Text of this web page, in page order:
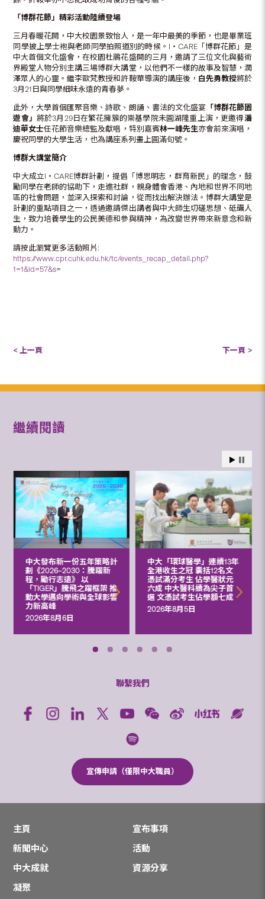
「博群花節」精彩活動陸續登場
三月春暖花開，中大校園景致怡人，是一年中最美的季節，也是畢業班
同學披上學士袍與老師同學拍照道別的時候。I‧CARE「博群花節」是
中大首個文化盛會，在校園杜鵑花盛開的三月，邀請了三位文化與藝術
界殿堂人物分別主講三場博群大講堂，以他們不一樣的故事及智慧，潤
澤眾人的心靈。繼李歐梵教授和許鞍華導演的講座後， 白先勇教授將於
3月21日與同學細味永遠的青春夢。
此外，大學首個匯聚音樂、詩歌、朗誦、書法的文化盛宴「博群花節園
遊會」 將於3月29日在繁花擁簇的崇基學院未圓湖隆重上演，更邀得潘
迪華女士任花節音樂總監及獻唱，特別嘉賓林一峰先生亦會前來演唱，
慶祝同學的大學生活，也為講座系列畫上圓滿句號。
博群大講堂簡介
中大成立I‧CARE博群計劃，提倡「博思明志，群育新民」的理念，鼓
勵同學在老師的協助下，走進社群，親身體會香港、內地和世界不同地
區的社會問題，並深入探索和討論，從而找出解決辦法。博群大講堂是
計劃的重點項目之一，透過邀請傑出講者與中大師生切磋思想、砥礪人
生，致力培養學生的公民美德和參與精神，為改變世界帶來新意念和新
動力。
請按此瀏覽更多活動照片:
https://www.cpr.cuhk.edu.hk/tc/events_recap_detail.php?
1=1&id=57&s=
< 上一頁 下一頁 >
繼續閱讀
中大發布新一份五年策略計
劃《2026‒2030：騰躍新
程，勵行志遠》 以
「TIGER」騰飛之躍框架 推
動大學邁向學術與全球影響
力新高峰
2026年8月6日
中大「環球醫學」連續13年
全港收生之冠 囊括12名文
憑試滿分考生 佔學醫狀元
六成 中大醫科續為尖子首
選 文憑試考生佔學額七成
2026年8月5日
聯繫我們
宣傳申請（僅限中大職員）
主頁
宣布事項
新聞中心
活動
中大成就
資源分享
凝聚